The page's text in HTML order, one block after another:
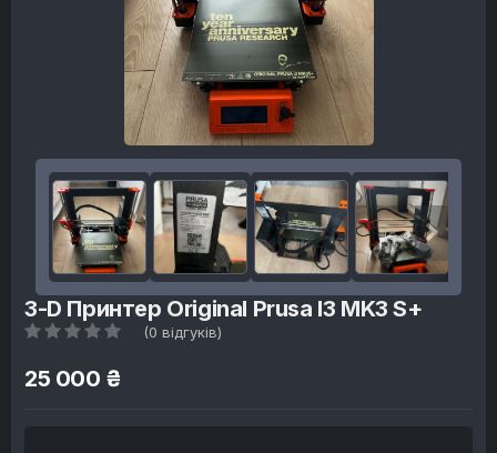
3-D Принтер Original Prusa I3 MK3 S+
(0 відгуків)
25 000 ₴